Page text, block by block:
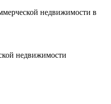
недвижимости в
недвижимости